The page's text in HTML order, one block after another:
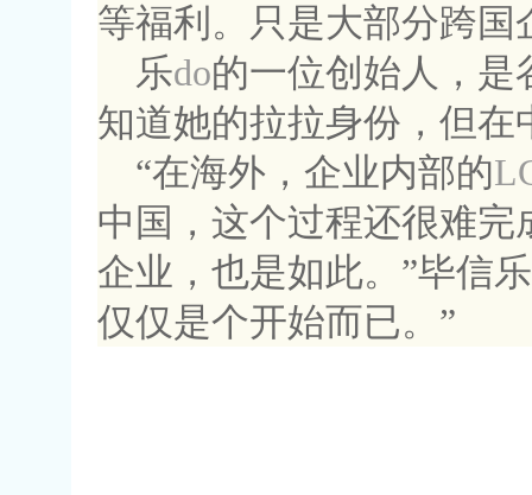
等福利。只是大部分跨
乐do的一位创始人，是
知道她的拉拉身份，但
“在海外，企业内部的
中国，这个过程还很难
企业，也是如此。”毕信
仅仅是个开始而已。”